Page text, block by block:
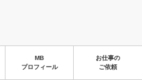
MB
プロフィール
お仕事の
ご依頼